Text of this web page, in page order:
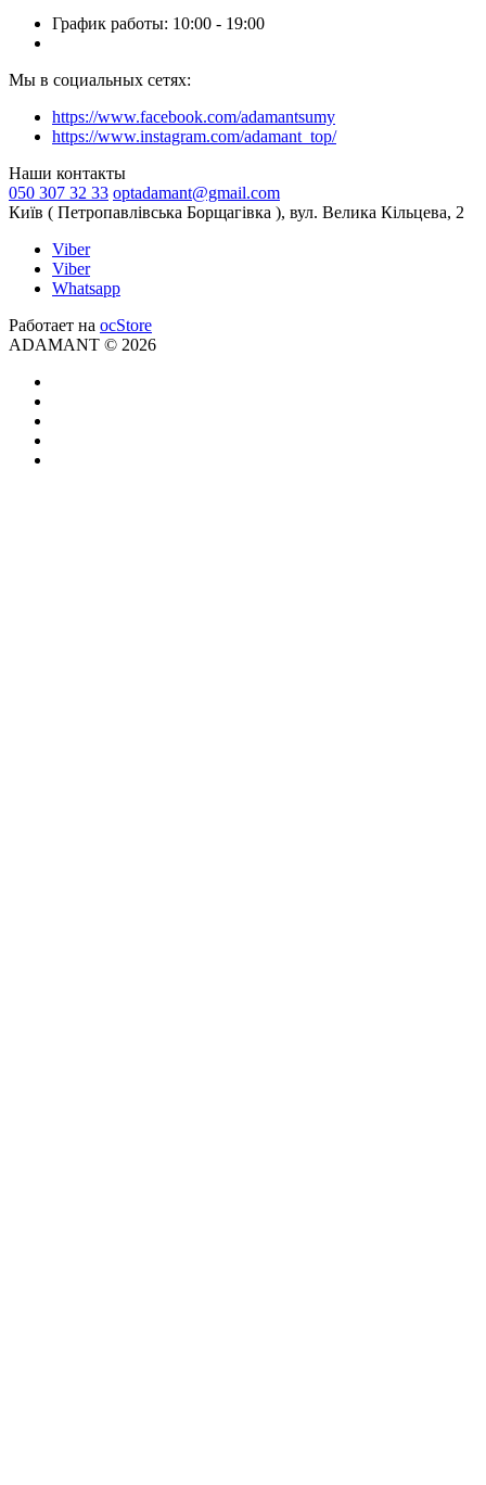
График работы: 10:00 - 19:00
Мы в социальных сетях:
https://www.facebook.com/adamantsumy
https://www.instagram.com/adamant_top/
Наши контакты
050 307 32 33 optadamant@gmail.com
Київ ( Петропавлівська Борщагівка ), вул. Велика Кільцева, 2
Viber
Viber
Whatsapp
Работает на ocStore
ADAMANT © 2026